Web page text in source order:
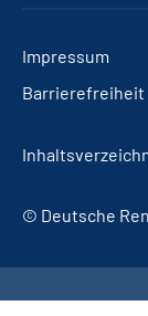
Impressum
Barrierefreiheit
© Deutsche